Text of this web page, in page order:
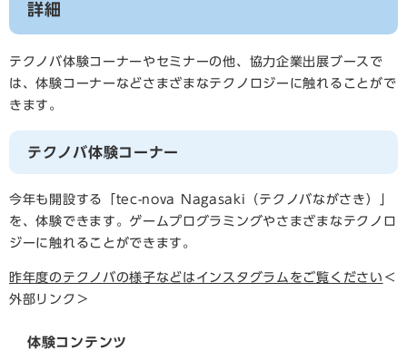
詳細
テクノバ体験コーナーやセミナーの他、協力企業出展ブースで
は、体験コーナーなどさまざまなテクノロジーに触れることがで
きます。
テクノバ体験コーナー
今年も開設する「tec-nova Nagasaki（テクノバながさき）」
を、体験できます。ゲームプログラミングやさまざまなテクノロ
ジーに触れることができます。
昨年度のテクノバの様子などはインスタグラムをご覧ください ＜
外部リンク＞
体験コンテンツ